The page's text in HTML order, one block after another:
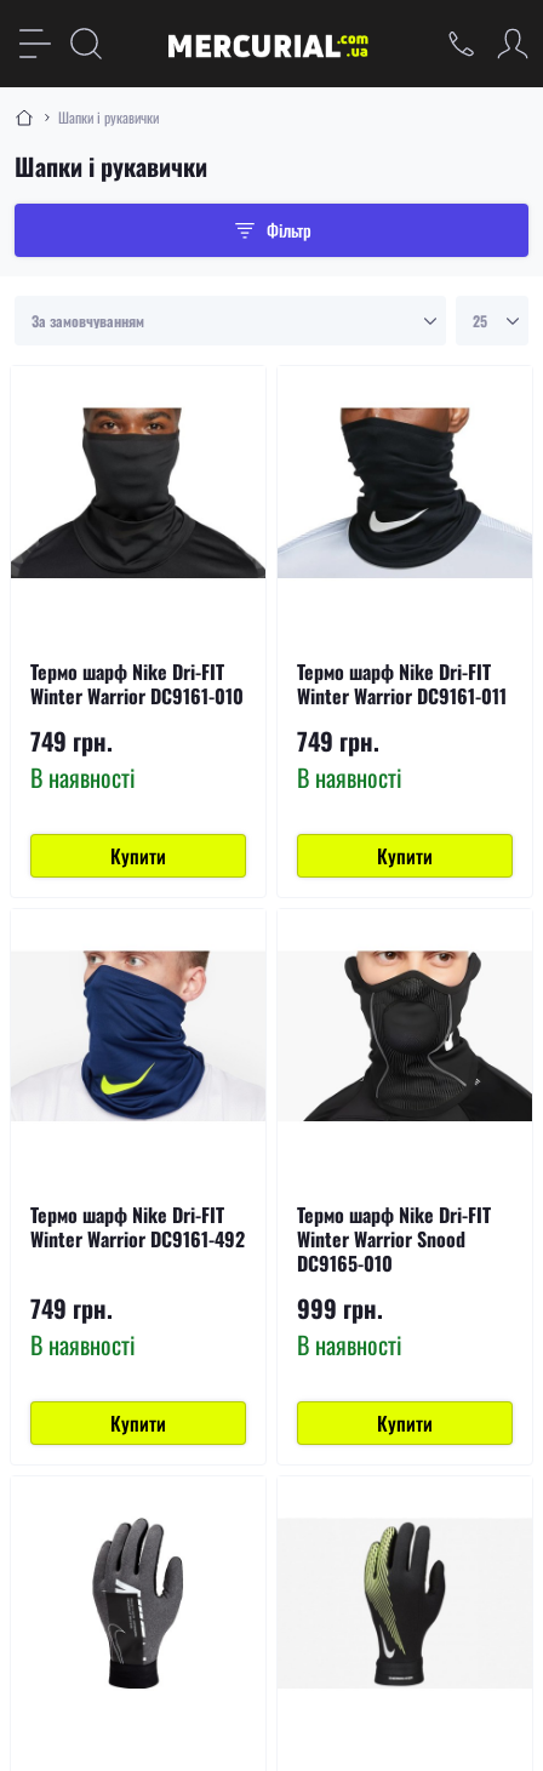
Шапки і рукавички
Шапки і рукавички
Фільтр
Термо шарф Nike Dri-FIT
Winter Warrior DC9161-010
749 грн.
В наявності
Купити
Термо шарф Nike Dri-FIT
Winter Warrior DC9161-011
749 грн.
В наявності
Купити
Термо шарф Nike Dri-FIT
Winter Warrior DC9161-492
749 грн.
В наявності
Купити
Термо шарф Nike Dri-FIT
Winter Warrior Snood
DC9165-010
999 грн.
В наявності
Купити